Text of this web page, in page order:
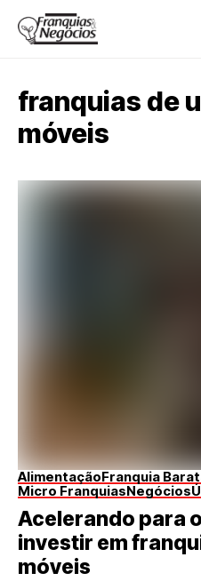
franquias de
móveis
AlimentaçãoFranquia
Micro FranquiasNegócios
Acelerando para
investir em
móveis